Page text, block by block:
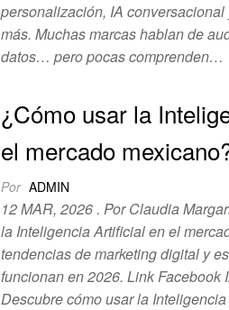
personalización, IA
más. Muchas marcas hablan de
datos… pero pocas comprenden…
¿Cómo usar la
el mercado
Por ADMIN
12 MAR, 2026 . Por Claudia
la Inteligencia Artificial en el
tendencias de marketing digital y
funcionan en 2026. Link Facebook
Descubre cómo usar la